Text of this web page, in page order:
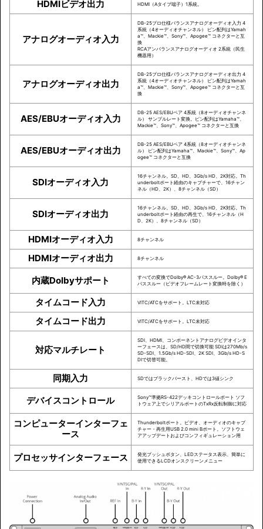
HDMIビデオ出力 HDMI（Aタイプ端子）1系統。
アナログオーディオ入力
DB-25プロ仕様バランスアナログオーディオ入力 4
系統（4オーディオチャンネル） ピン配列はYamah
a™、Mackie™、Sony™、Apogee™ コネクターと互
換
RCAアンバランスアナログオーディオ 2系統（民生
機器用）
アナログオーディオ出力
DB-25プロ仕様バランスアナログオーディオ出力 4
系統（4オーディオチャンネル） ピン配列はYamah
a™、Mackie™、Sony™、Apogee™ コネクターと互
換
AES/EBUオーディオ入力
DB-25 AES/EBUペア 4系統（8オーディオチャンネ
ル） サンプルレート変換。ピン配列はYamaha™、
Mackie™、Sony™、Apogee™ コネクターと互換
AES/EBUオーディオ出力
DB-25 AES/EBUペア 4系統（8オーディオチャンネ
ル） ピン配列はYamaha™、Mackie™、Sony™、Ap
ogee™ コネクターと互換
SDIオーディオ入力
16チャンネル。SD、HD、3Gb/s HD、2K対応。Th
underboltポート経由のキャプチャーで、16チャン
ネル（HD、2K）、8チャンネル（SD）
SDIオーディオ出力
16チャンネル。SD、HD、3Gb/s HD、2K対応。Th
underboltポート経由の再生で、16チャンネル（H
D、2K）、8チャンネル（SD）
HDMIオーディオ入力 8チャンネル
HDMIオーディオ出力 8チャンネル
内蔵Dolbyサポート
すべての変換でDolby® AC-3パススルー。Dolby® E
パススルー（ビデオフレームレート変換時を除く）
タイムコード入力 VITC/ATCをサポート。LTC未対応
タイムコード出力 VITC/ATCをサポート。LTC未対応
対応マルチレート
SDI、HDMI、コンポーネントアナログビデオインタ
ーフェースは、SD/HD間で切換可能 SDIは270Mb/s
SD-SDI、1.5Gb/s HD-SDI、2K SDI、3Gb/s HD-S
DIで切替可能。
同期入力 SDではブラックバースト、HDでは3値シンク
デバイスコントロール
Sony™準拠RS-422デッキコントロールポート ソフ
トウェア上でシリアルポートのTxRx反転制御に対応
コンピューターインターフェ
ース
Thunderboltポート。ビデオ、オーディオのキャプ
チャー・再生用USB 2.0 mini Bポート。ソフトウェ
アアップデートおよびコンフィギュレーション用
プロセッサインターフェース
発光プッシュボタン、LEDステータス表示、簡単に
使用できるLCDオンスクリーンメニュー